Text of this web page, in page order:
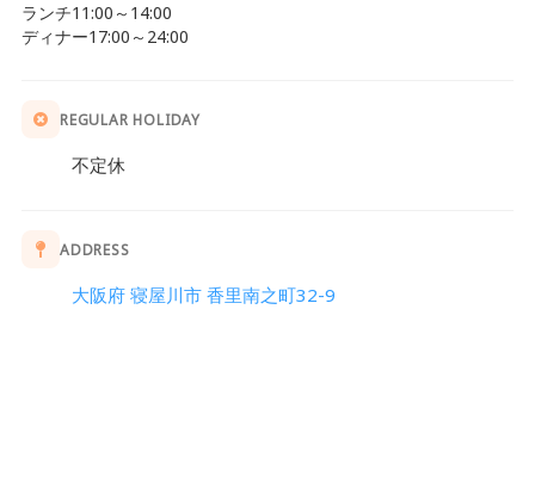
ランチ11:00～14:00
ディナー17:00～24:00
REGULAR HOLIDAY
不定休
ADDRESS
大阪府 寝屋川市 香里南之町32-9